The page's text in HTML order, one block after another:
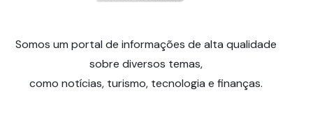
Somos um portal de informações de alta qualidade
sobre diversos temas,
como notícias, turismo, tecnologia e finanças.